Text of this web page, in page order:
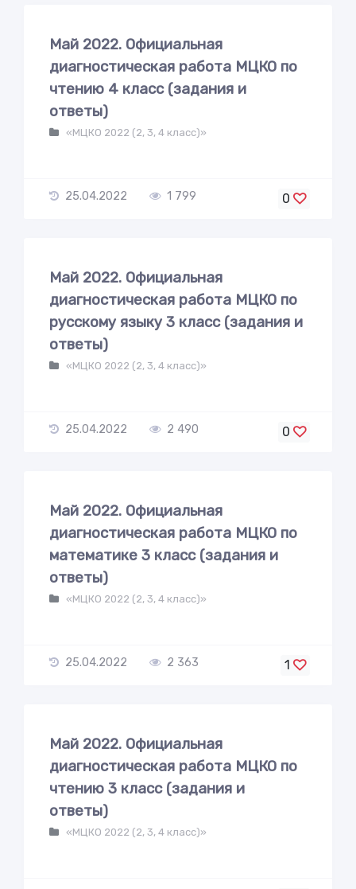
Май 2022. Официальная
диагностическая работа МЦКО по
чтению 4 класс (задания и
ответы)
«МЦКО 2022 (2, 3, 4 класс)»
25.04.2022 1 799 0
Май 2022. Официальная
диагностическая работа МЦКО по
русскому языку 3 класс (задания и
ответы)
«МЦКО 2022 (2, 3, 4 класс)»
25.04.2022 2 490 0
Май 2022. Официальная
диагностическая работа МЦКО по
математике 3 класс (задания и
ответы)
«МЦКО 2022 (2, 3, 4 класс)»
25.04.2022 2 363 1
Май 2022. Официальная
диагностическая работа МЦКО по
чтению 3 класс (задания и
ответы)
«МЦКО 2022 (2, 3, 4 класс)»